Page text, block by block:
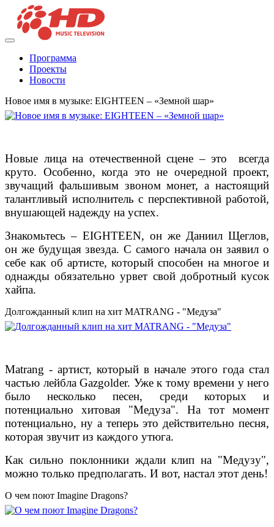
Программа
Проекты
Новости
Новое имя в музыке: EIGHTEEN – «Земной шар»
Новые лица на отечественной сцене – это всегда
круто. Особенно, когда это не очередной проект,
звучащий фальшивым звоном монет, а настоящий
талантливый исполнитель с перспективной работой,
внушающей надежду на успех.
Знакомьтесь – EIGHTEEN, он же Даниил Щеглов,
он же будущая звезда. С самого начала он заявил о
себе как об артисте, который способен на многое и
однажды обязательно урвет свой добротный кусок
хайпа.
Долгожданный клип на хит MATRANG - "Медуза"
Matrang - артист, который в начале этого года стал
частью лейбла Gazgolder. Уже к тому времени у него
было несколько песен, среди которых и
потенциально хитовая "Медуза". На тот момент
потенциально, ну а теперь это действительно песня,
которая звучит из каждого утюга.
Как сильно поклонники ждали клип на "Медузу",
можно только предполагать. И вот, настал этот день!
О чем поют Imagine Dragons?